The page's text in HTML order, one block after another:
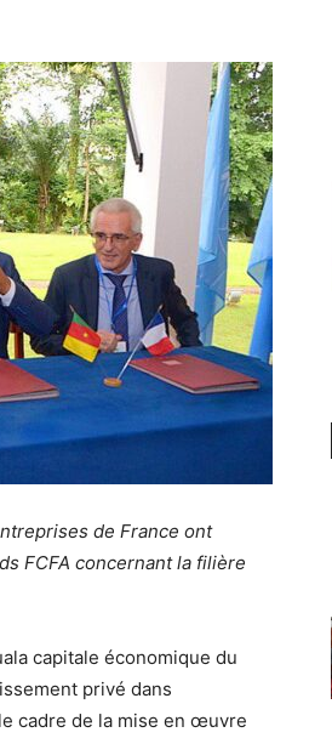
de France ont
FCFA concernant la filière
capitale économique du
privé dans
cadre de la mise en œuvre